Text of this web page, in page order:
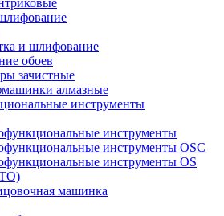
и шлифование
обоев
зачистные
алмазные
инструменты
инструменты
инструменты OSC
инструменты OS
машинка